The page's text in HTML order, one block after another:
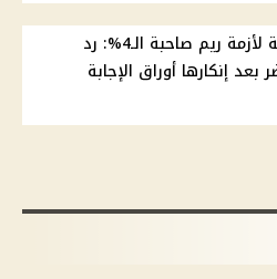
القصة الكاملة لأزمة ريم صاحبة الـ4%: رد
بعد إنكارها أوراق الإجابة